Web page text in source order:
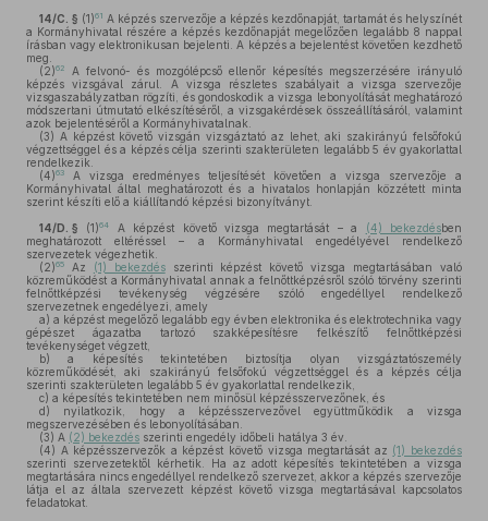
14/C. § (1)61 A képzés szervezője a képzés kezdőnapját, tartamát és helyszínét
a Kormányhivatal részére a képzés kezdőnapját megelőzően legalább 8 nappal
írásban vagy elektronikusan bejelenti. A képzés a bejelentést követően kezdhető
meg.
(2)62
A felvonó- és mozgólépcső ellenőr képesítés megszerzésére irányuló
képzés vizsgával zárul. A vizsga részletes szabályait a vizsga szervezője
vizsgaszabályzatban rögzíti, és gondoskodik a vizsga lebonyolítását meghatározó
módszertani útmutató elkészítéséről, a vizsgakérdések összeállításáról, valamint
azok bejelentéséről a Kormányhivatalnak.
(3) A képzést követő vizsgán vizsgáztató az lehet, aki szakirányú felsőfokú
végzettséggel és a képzés célja szerinti szakterületen legalább 5 év gyakorlattal
rendelkezik.
(4)63
A vizsga eredményes teljesítését követően a vizsga szervezője a
Kormányhivatal által meghatározott és a hivatalos honlapján közzétett minta
szerint készíti elő a kiállítandó képzési bizonyítványt.
14/D. § (1)64 A képzést követő vizsga megtartását – a (4) bekezdésben
meghatározott eltéréssel – a Kormányhivatal engedélyével rendelkező
szervezetek végezhetik.
(2)65 Az (1) bekezdésszerinti képzést követő vizsga megtartásában való
közreműködést a Kormányhivatal annak a felnőttképzésről szóló törvény szerinti
felnőttképzési tevékenység végzésére szóló engedéllyel rendelkező
szervezetnek engedélyezi, amely
a) a képzést megelőző legalább egy évben elektronika és elektrotechnika vagy
gépészet ágazatba tartozó szakképesítésre felkészítő felnőttképzési
tevékenységet végzett,
b) a képesítés tekintetében biztosítja olyan vizsgáztatószemély
közreműködését, aki szakirányú felsőfokú végzettséggel és a képzés célja
szerinti szakterületen legalább 5 év gyakorlattal rendelkezik,
c) a képesítés tekintetében nem minősül képzésszervezőnek, és
d) nyilatkozik, hogy a képzésszervezővel együttműködik a vizsga
megszervezésében és lebonyolításában.
(3) A (2) bekezdés szerinti engedély időbeli hatálya 3 év.
(4) A képzésszervezők a képzést követő vizsga megtartását az (1) bekezdés
szerinti szervezetektől kérhetik. Ha az adott képesítés tekintetében a vizsga
megtartására nincs engedéllyel rendelkező szervezet, akkor a képzés szervezője
látja el az általa szervezett képzést követő vizsga megtartásával kapcsolatos
feladatokat.